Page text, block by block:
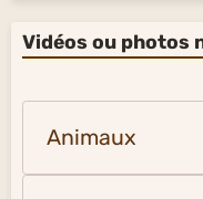
Vidéos ou photos
Animaux